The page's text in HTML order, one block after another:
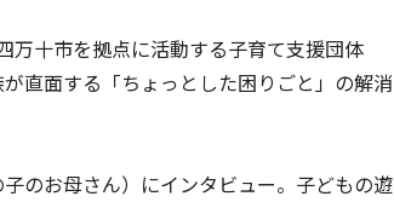
万十市を拠点に活動する子育て支援団体
直面する「ちょっとした困りごと」の解消
のお母さん）にインタビュー。子どもの遊